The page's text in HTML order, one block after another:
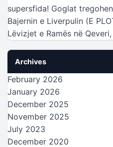
supersfida! Goglat
Bajernin e Liverpulin (E
Lëvizjet e Ramës në Qeveri,
Archives
February 2026
January 2026
December 2025
November 2025
July 2023
December 2020